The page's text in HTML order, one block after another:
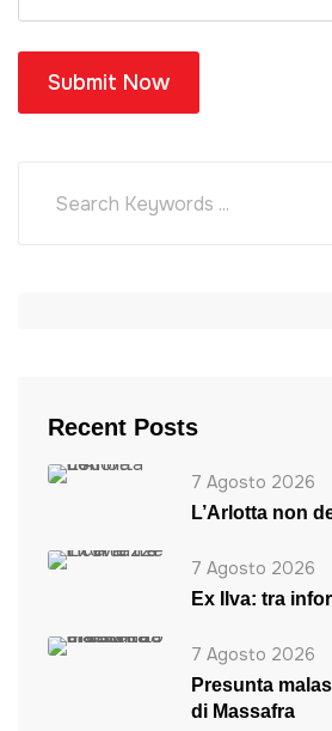
Submit Now
Recent Posts
7 Agosto 2026
L’Arlotta non
7 Agosto 2026
Ex Ilva: tra
7 Agosto 2026
Presunta
di Massafra